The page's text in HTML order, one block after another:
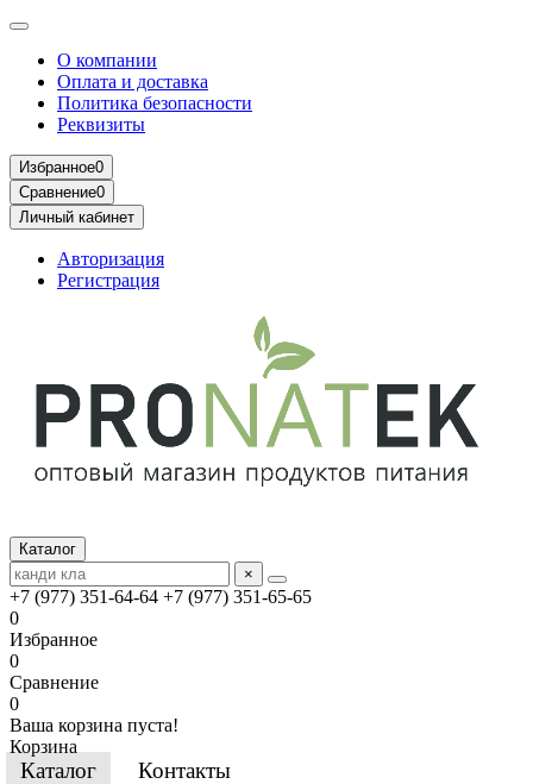
О компании
Оплата и доставка
Политика безопасности
Реквизиты
Избранное0
Сравнение0
Личный кабинет
Авторизация
Регистрация
Каталог
×
+7 (977) 351-64-64 +7 (977) 351-65-65
0
Избранное
0
Сравнение
0
Ваша корзина пуста!
Корзина
Каталог Контакты